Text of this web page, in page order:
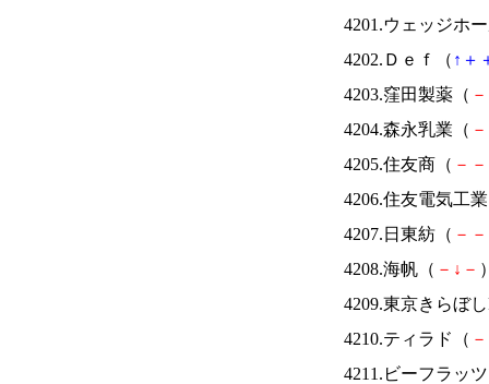
4201.ウェッジホ
4202.Ｄｅｆ（ ↑ ＋
4203.窪田製薬（ －
4204.森永乳業（ －
4205.住友商（ － －
4206.住友電気工
4207.日東紡（ － －
4208.海帆（ － ↓ －
4209.東京きらぼ
4210.ティラド（ －
4211.ビーフラッ